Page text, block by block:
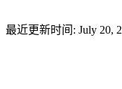
最近更新时间: July 20,